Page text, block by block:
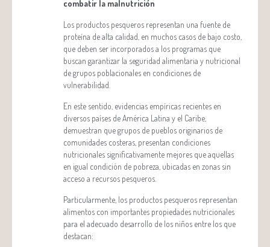
combatir la malnutrición
Los productos pesqueros representan una fuente de
proteína de alta calidad, en muchos casos de bajo costo,
que deben ser incorporados a los programas que
buscan garantizar la seguridad alimentaria y nutricional
de grupos poblacionales en condiciones de
vulnerabilidad.
En este sentido, evidencias empíricas recientes en
diversos países de América Latina y el Caribe,
demuestran que grupos de pueblos originarios de
comunidades costeras, presentan condiciones
nutricionales significativamente mejores que aquellas
en igual condición de pobreza, ubicadas en zonas sin
acceso a recursos pesqueros.
Particularmente, los productos pesqueros representan
alimentos con importantes propiedades nutricionales
para el adecuado desarrollo de los niños entre los que
destacan: